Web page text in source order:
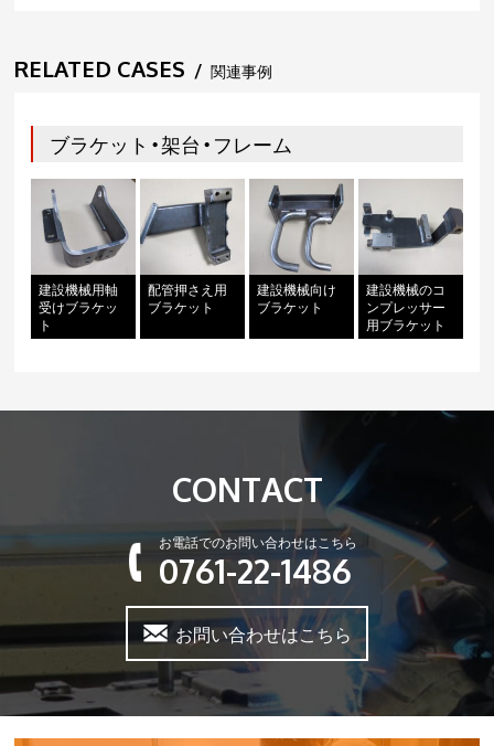
RELATED CASES / 関連事例
ブラケット・架台・フレーム
建設機械用軸
受けブラケッ
ト
配管押さえ用
ブラケット
建設機械向け
ブラケット
建設機械のコ
ンプレッサー
用ブラケット
CONTACT
お電話でのお問い合わせはこちら
0761-22-1486
お問い合わせはこちら